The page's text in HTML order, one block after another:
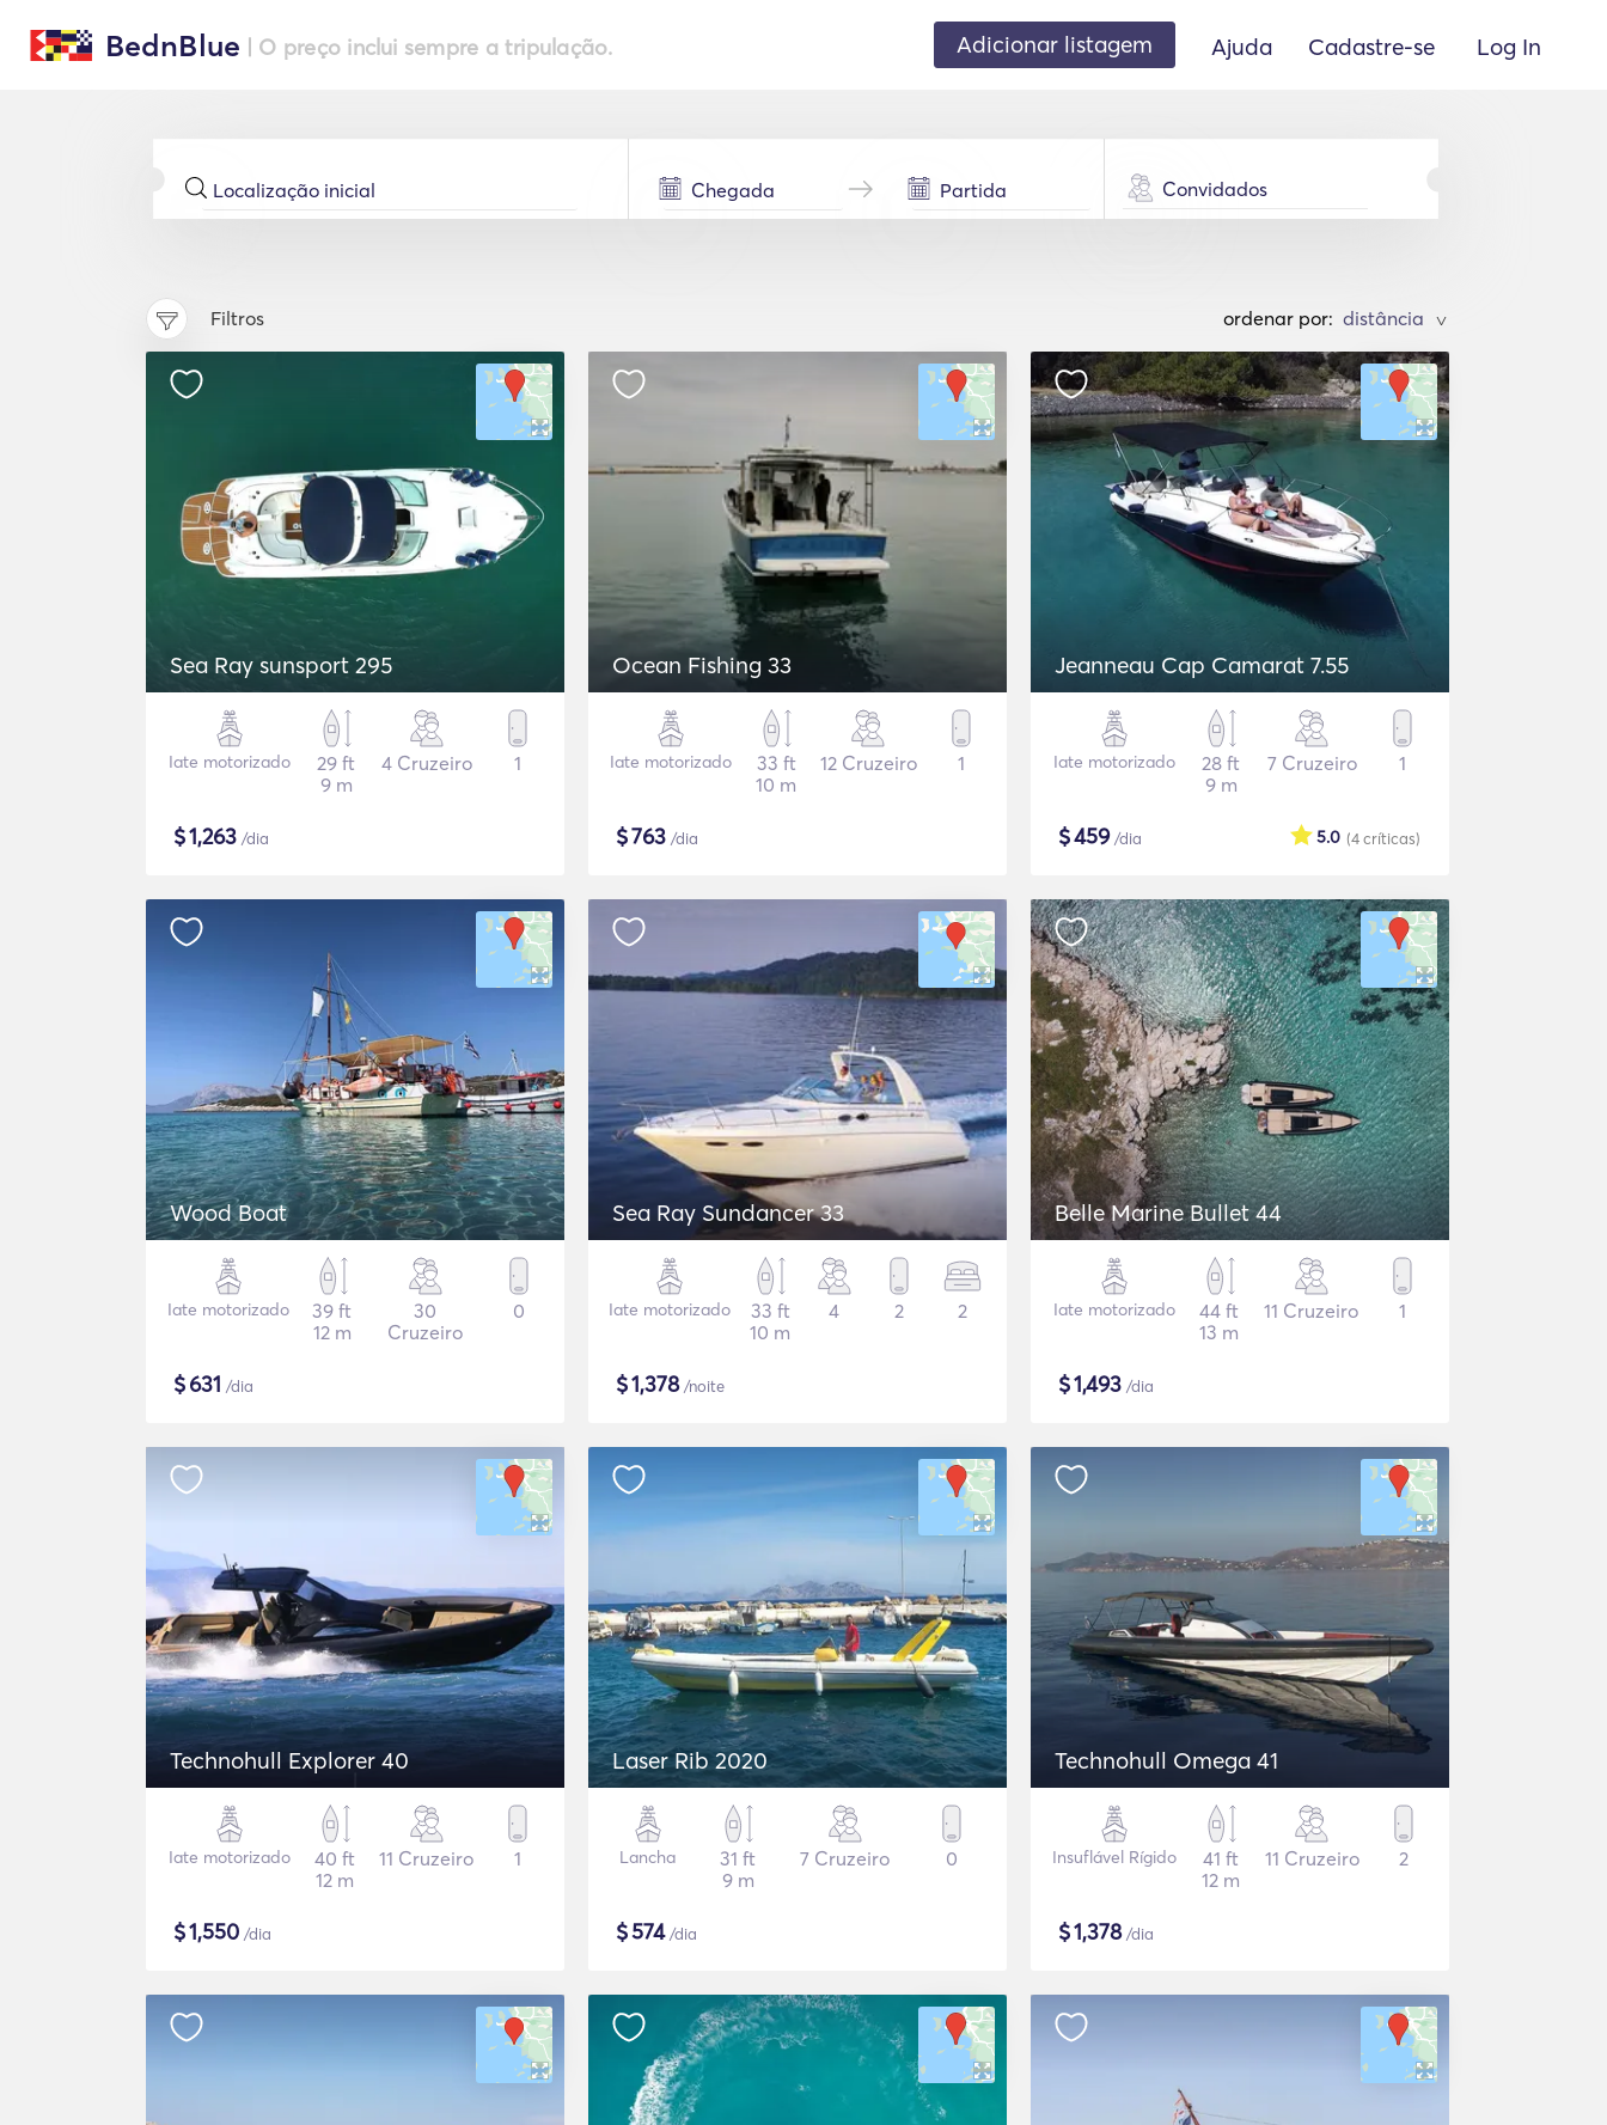
BednBlue | O preço inclui sempre a tripulação. Adicionar listagem Ajuda Cadastre-se Log In
Convidados
Filtros ordenar por: >
Sea Ray sunsport 295
Iate motorizado
29 ft
9 m
4 Cruzeiro 1
$1,263 /dia
Ocean Fishing 33
Iate motorizado
33 ft
10 m
12 Cruzeiro 1
$763 /dia
Jeanneau Cap Camarat 7.55
Iate motorizado
28 ft
9 m
7 Cruzeiro 1
$459/dia (4críticas)
5.0
Wood Boat
Iate motorizado
39 ft
12 m
30
Cruzeiro
0
$631 /dia
Sea Ray Sundancer 33
Iate motorizado
33 ft
10 m
4 2 2
$1,378/noite
Belle Marine Bullet 44
Iate motorizado
44 ft
13 m
11 Cruzeiro 1
$1,493 /dia
Technohull Explorer 40
Iate motorizado
40 ft
12 m
11 Cruzeiro 1
$1,550 /dia
Laser Rib 2020
Lancha
31 ft
9 m
7 Cruzeiro 0
$574/dia
Technohull Omega 41
Insuflável Rígido
41 ft
12 m
11 Cruzeiro 2
$1,378/dia